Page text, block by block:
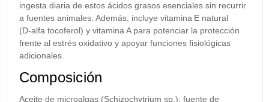
ingesta diaria de estos ácidos grasos esenciales sin recurrir
a fuentes animales. Además, incluye vitamina E natural
(D‑alfa tocoferol) y vitamina A para potenciar la protección
frente al estrés oxidativo y apoyar funciones fisiológicas
adicionales.
Composición
Aceite de microalgas (Schizochytrium sp.): fuente de